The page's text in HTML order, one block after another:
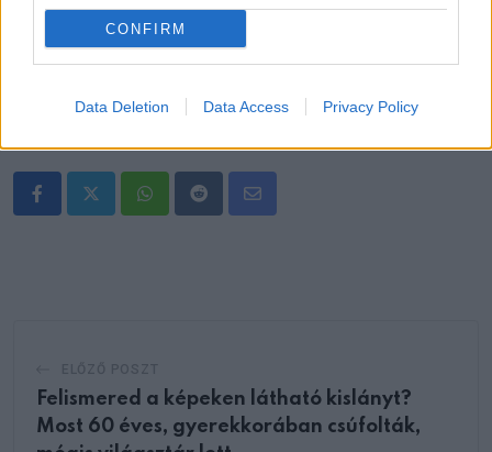
CONFIRM
Data Deletion Data Access Privacy Policy
WhatsappRedditShare
Felismered a képeken látható kislányt?
Most 60 éves, gyerekkorában csúfolták,